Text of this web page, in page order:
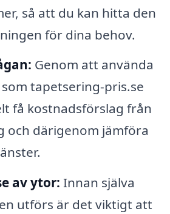
så att du kan hitta den
för dina behov.
Genom att använda
tapetsering-pris.se
få kostnadsförslag från
och därigenom jämföra
av ytor: Innan själva
utförs är det viktigt att